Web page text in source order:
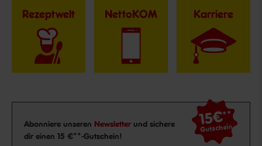
Rezeptwelt NettoKOM Karriere
Newsletter Anmeldung
Abonniere unseren Newsletter und sichere
dir einen 15 €**-Gutschein!
15€**
Gutschein